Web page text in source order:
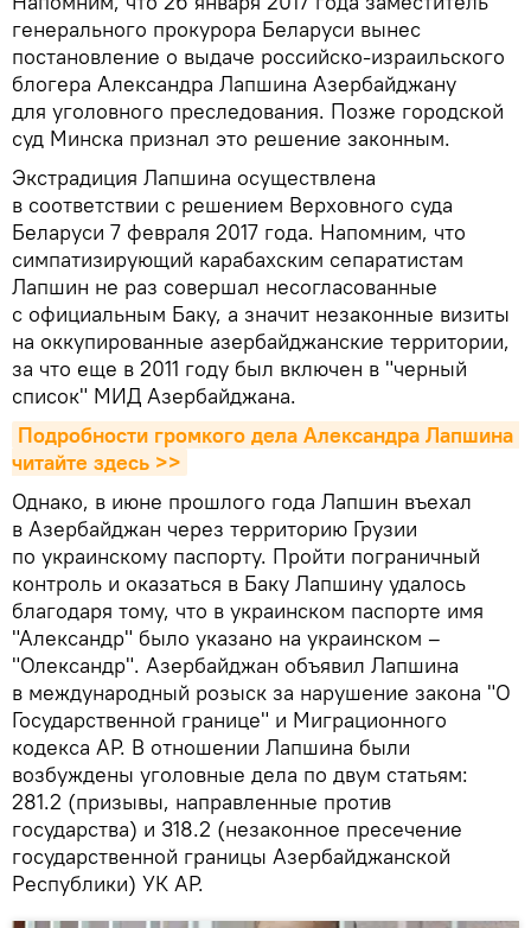
генерального прокурора Беларуси вынес
постановление о выдаче российско-израильского
блогера Александра Лапшина Азербайджану
для уголовного преследования. Позже городской
суд Минска признал это решение законным.
Экстрадиция Лапшина осуществлена
в соответствии с решением Верховного суда
Беларуси 7 февраля 2017 года. Напомним, что
симпатизирующий карабахским сепаратистам
Лапшин не раз совершал несогласованные
с официальным Баку, а значит незаконные визиты
на оккупированные азербайджанские территории,
за что еще в 2011 году был включен в "черный
список" МИД Азербайджана.
Подробности громкого дела Александра Лапшина
читайте здесь >>
Однако, в июне прошлого года Лапшин въехал
в Азербайджан через территорию Грузии
по украинскому паспорту. Пройти пограничный
контроль и оказаться в Баку Лапшину удалось
благодаря тому, что в украинском паспорте имя
"Александр" было указано на украинском –
"Олександр". Азербайджан объявил Лапшина
в международный розыск за нарушение закона "О
Государственной границе" и Миграционного
кодекса АР. В отношении Лапшина были
возбуждены уголовные дела по двум статьям:
281.2 (призывы, направленные против
государства) и 318.2 (незаконное пресечение
государственной границы Азербайджанской
Республики) УК АР.